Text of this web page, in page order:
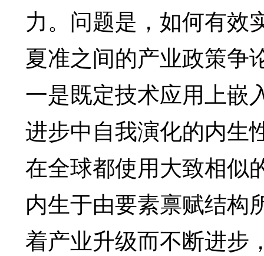
力。问题是，如何有效
夏准之间的产业政策争
一是既定技术应用上嵌
进步中自我演化的内生
在全球都使用大致相似
内生于由要素禀赋结构
着产业升级而不断进步